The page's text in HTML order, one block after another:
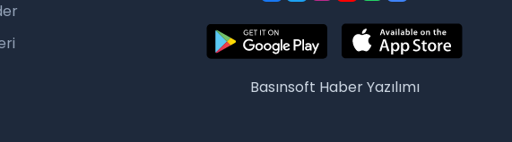
Basınsoft Haber Yazılımı